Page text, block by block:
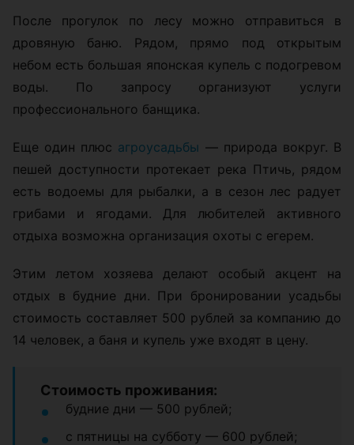
После прогулок по лесу можно отправиться в
дровяную баню. Рядом, прямо под открытым
небом есть большая японская купель с подогревом
воды. По запросу организуют услуги
профессионального банщика.
Еще один плюс агроусадьбы — природа вокруг. В
пешей доступности протекает река Птичь, рядом
есть водоемы для рыбалки, а в сезон лес радует
грибами и ягодами. Для любителей активного
отдыха возможна организация охоты с егерем.
Этим летом хозяева делают особый акцент на
отдых в будние дни. При бронировании усадьбы
стоимость составляет 500 рублей за компанию до
14 человек, а баня и купель уже входят в цену.
Стоимость проживания:
будние дни — 500 рублей;
с пятницы на субботу — 600 рублей;